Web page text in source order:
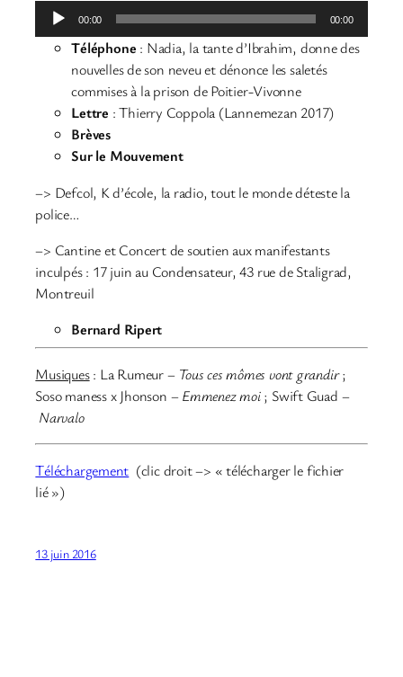
Lecteur
audio
00:00 00:00
Téléphone : Nadia, la tante d’Ibrahim, donne des
nouvelles de son neveu et dénonce les saletés
commises à la prison de Poitier-Vivonne
Lettre : Thierry Coppola (Lannemezan 2017)
Brèves
Sur le Mouvement
–> Defcol, K d’école, la radio, tout le monde déteste la
police…
–> Cantine et Concert de soutien aux manifestants
inculpés : 17 juin au Condensateur, 43 rue de Staligrad,
Montreuil
Bernard Ripert
Musiques: La Rumeur – Tous ces mômes vont grandir;
Soso maness x Jhonson –Emmenez moi; Swift Guad –
Narvalo
Téléchargement (clic droit –> « télécharger le fichier
lié »)
13 juin 2016